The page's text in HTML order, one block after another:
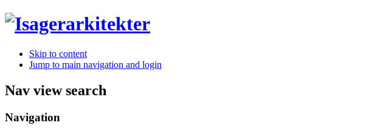
Skip to content
Jump to main navigation and login
Nav view search
Navigation